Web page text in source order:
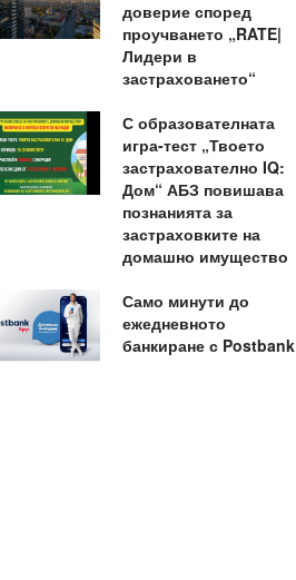
доверие според
проучването „RATE|
Лидери в
застраховането“
С образователната
игра-тест „Твоето
застрахователно IQ:
Дом“ АБЗ повишава
познанията за
застраховките на
домашно имущество
Само минути до
ежедневното
банкиране с Postbank